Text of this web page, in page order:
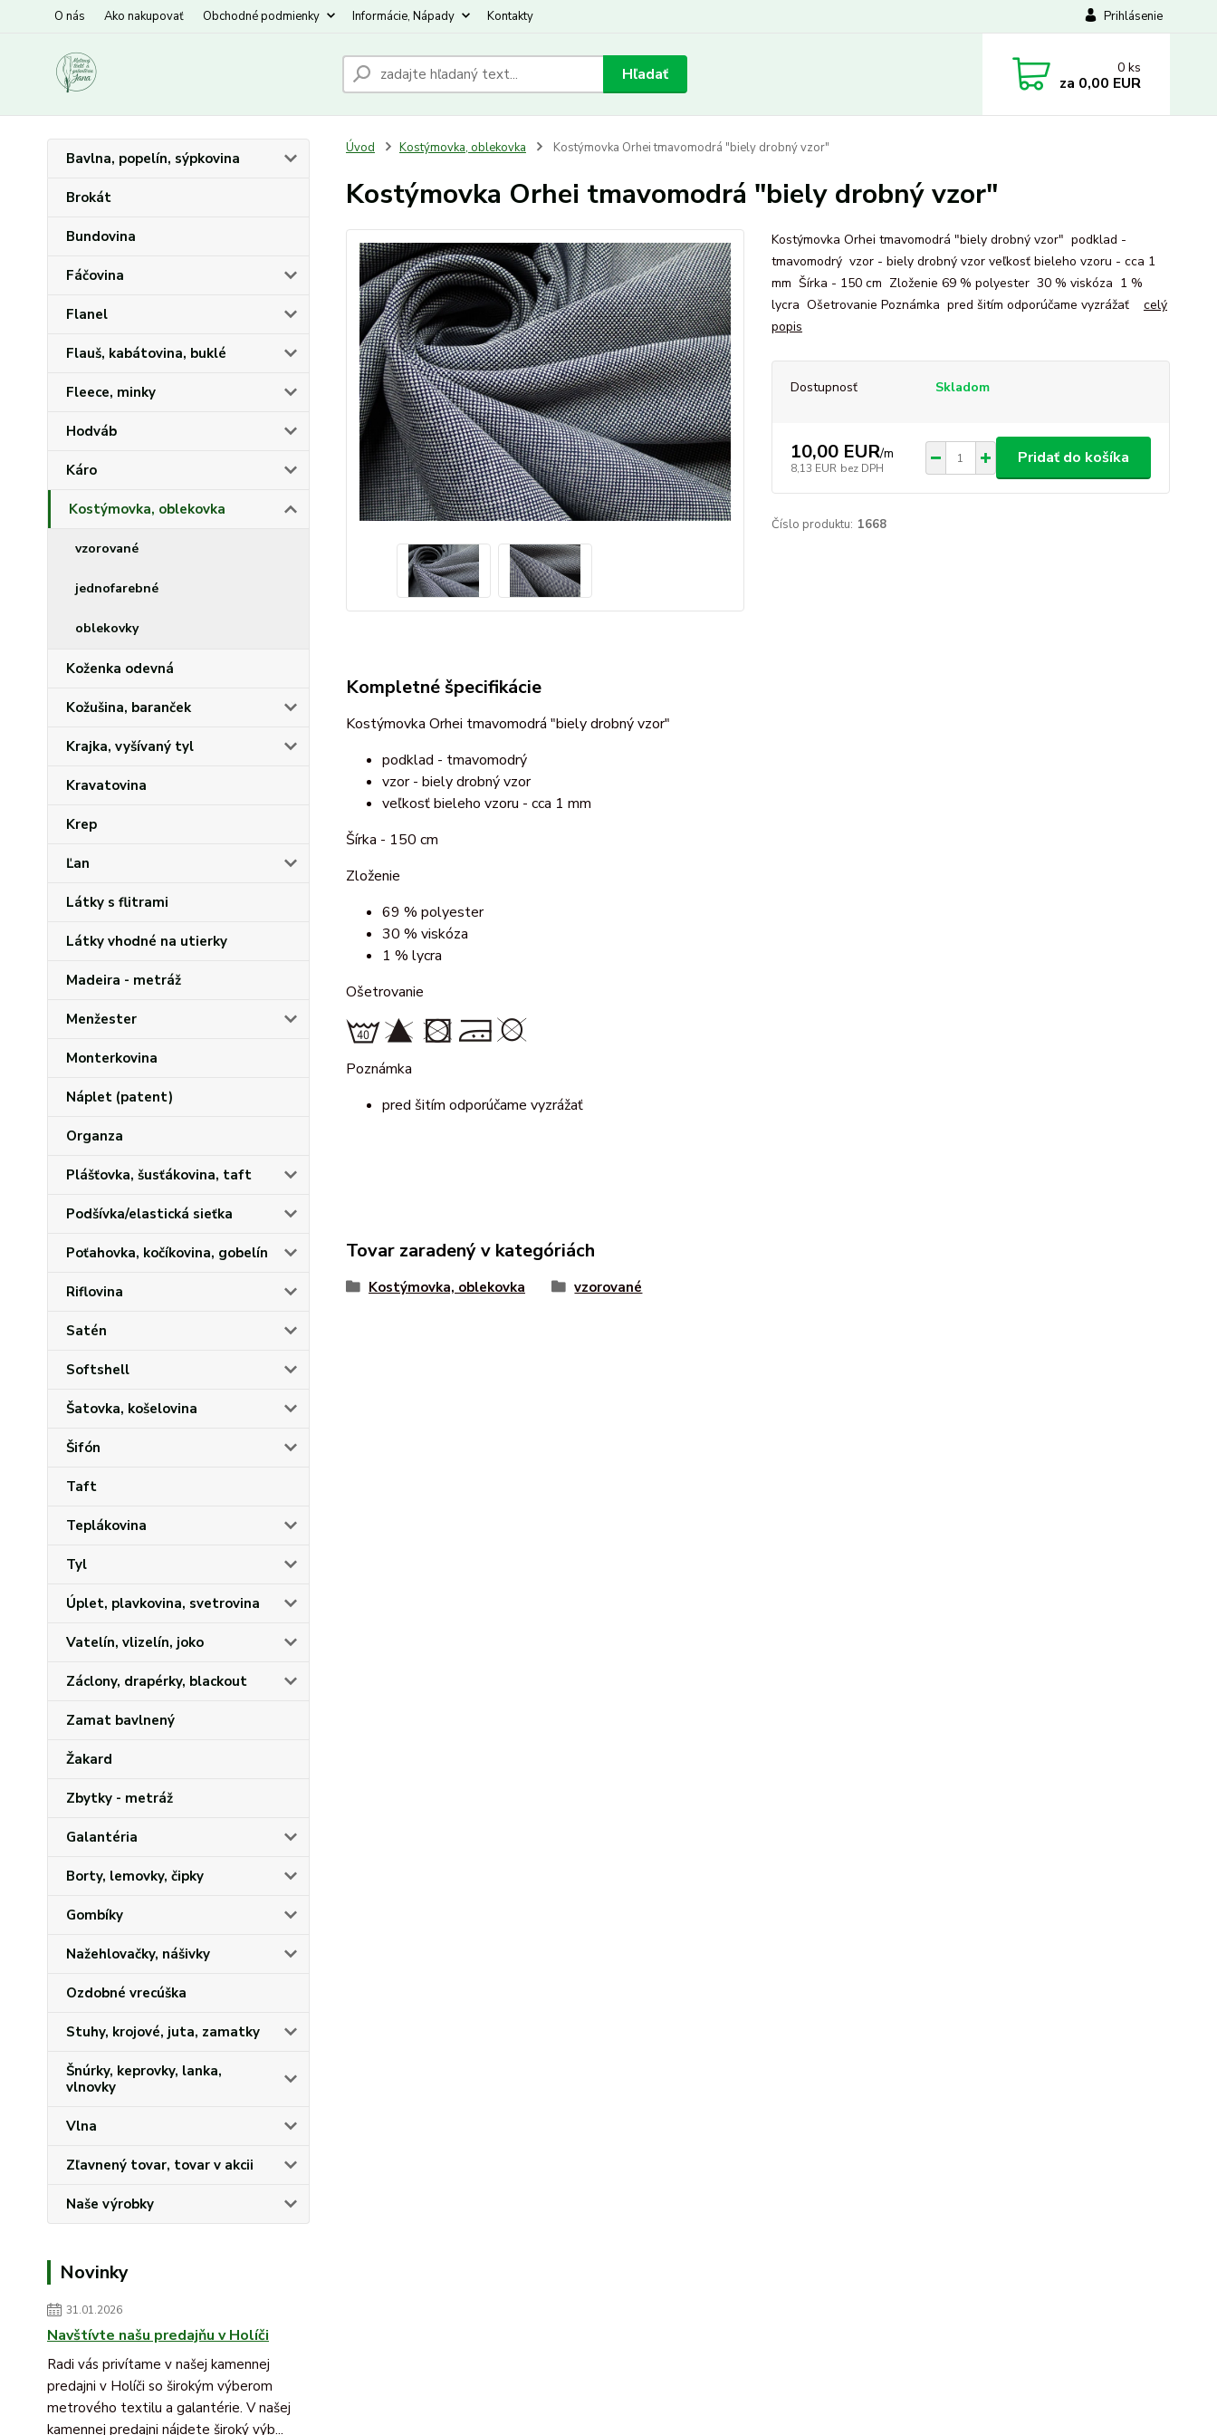
O nás Ako nakupovať Obchodné podmienky Informácie, Nápady Kontakty Prihlásenie
Hľadať 0 ks
za 0,00 EUR
Bavlna, popelín, sýpkovina
Brokát
Bundovina
Fáčovina
Flanel
Flauš, kabátovina, buklé
Fleece, minky
Hodváb
Káro
Kostýmovka, oblekovka
vzorované
jednofarebné
oblekovky
Koženka odevná
Kožušina, baranček
Krajka, vyšívaný tyl
Kravatovina
Krep
Ľan
Látky s flitrami
Látky vhodné na utierky
Madeira - metráž
Menžester
Monterkovina
Náplet (patent)
Organza
Plášťovka, šusťákovina, taft
Podšívka/elastická sieťka
Poťahovka, kočíkovina, gobelín
Riflovina
Satén
Softshell
Šatovka, košelovina
Šifón
Taft
Teplákovina
Tyl
Úplet, plavkovina, svetrovina
Vatelín, vlizelín, joko
Záclony, drapérky, blackout
Zamat bavlnený
Žakard
Zbytky - metráž
Galantéria
Borty, lemovky, čipky
Gombíky
Nažehlovačky, nášivky
Ozdobné vrecúška
Stuhy, krojové, juta, zamatky
Šnúrky, keprovky, lanka,
vlnovky
Vlna
Zľavnený tovar, tovar v akcii
Naše výrobky
Novinky
31.01.2026
Navštívte našu predajňu v Holíči
Radi vás privítame v našej kamennej
predajni v Holíči so širokým výberom
metrového textilu a galantérie. V našej
kamennej predajni nájdete široký výb...
Úvod Kostýmovka, oblekovka Kostýmovka Orhei tmavomodrá "biely drobný vzor"
Kostýmovka Orhei tmavomodrá "biely drobný vzor"
Kostýmovka Orhei tmavomodrá "biely drobný vzor" podklad -
tmavomodrý vzor - biely drobný vzor veľkosť bieleho vzoru - cca 1
mm Šírka - 150 cm Zloženie 69 % polyester 30 % viskóza 1 %
lycra Ošetrovanie Poznámka pred šitím odporúčame vyzrážať celý
popis
Dostupnosť Skladom
10,00 EUR/m
8,13 EUR bez DPH
Pridať do košíka
Číslo produktu: 1668
Kompletné špecifikácie
Kostýmovka Orhei tmavomodrá "biely drobný vzor"
podklad - tmavomodrý
vzor - biely drobný vzor
veľkosť bieleho vzoru - cca 1 mm
Šírka - 150 cm
Zloženie
69 % polyester
30 % viskóza
1 % lycra
Ošetrovanie
Poznámka
pred šitím odporúčame vyzrážať
Tovar zaradený v kategóriách
Kostýmovka, oblekovka vzorované